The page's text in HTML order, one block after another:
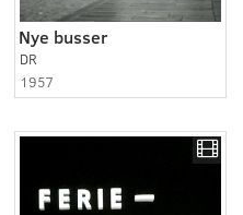
Nye busser
DR
1957